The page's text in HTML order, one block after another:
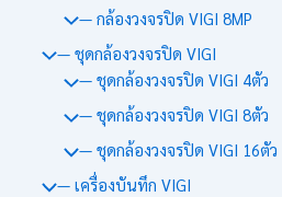
— กล้องวงจรปิด VIGI 8MP
— ชุดกล้องวงจรปิด VIGI
— ชุดกล้องวงจรปิด VIGI 4ตัว
— ชุดกล้องวงจรปิด VIGI 8ตัว
— ชุดกล้องวงจรปิด VIGI 16ตัว
— เครื่องบันทึก VIGI